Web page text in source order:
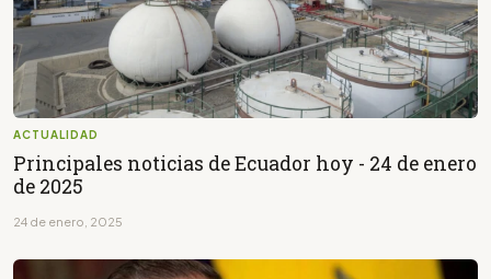
ACTUALIDAD
Principales noticias de Ecuador hoy - 24 de enero
de 2025
24 de enero, 2025